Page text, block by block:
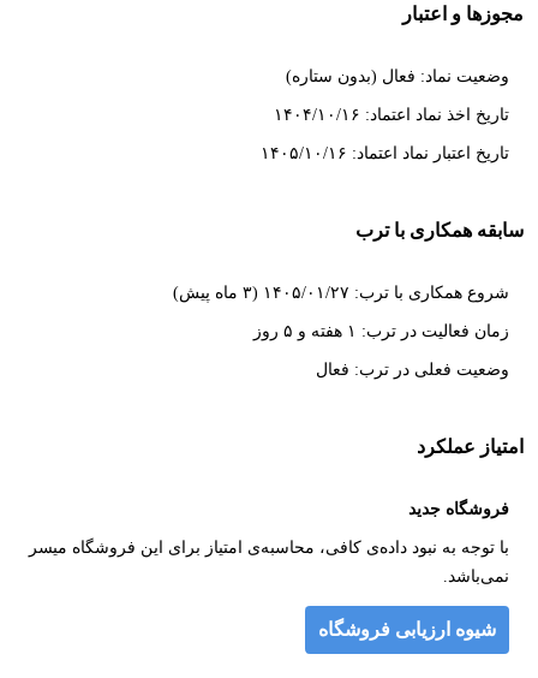
مجوزها و اعتبار
وضعیت نماد: فعال (بدون ستاره)
تاریخ اخذ نماد اعتماد: ۱۴۰۴/۱۰/۱۶
تاریخ اعتبار نماد اعتماد: ۱۴۰۵/۱۰/۱۶
سابقه همکاری با ترب
شروع همکاری با ترب: ۱۴۰۵/۰۱/۲۷ (۳ ماه پیش)
زمان فعالیت در ترب: ۱ هفته و ۵ روز
وضعیت فعلی در ترب: فعال
امتیاز عملکرد
فروشگاه جدید
با توجه به نبود داده‌ی کافی، محاسبه‌ی امتیاز برای این فروشگاه میسر
نمی‌باشد.
شیوه ارزیابی فروشگاه